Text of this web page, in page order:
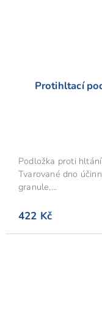
Protihltací
422 Kč
Podložka proti
Tvarované dno
granule,...